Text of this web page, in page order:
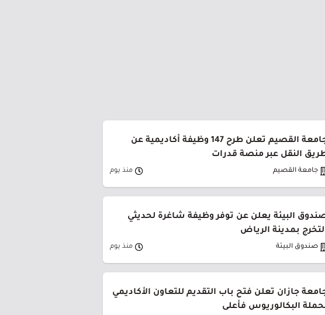
جامعة القصيم تعلن طرح 147 وظيفة أكاديمية عن
النقل عبر منصة قدرات
جامعة القصيم منذ يوم
البيئة يعلن عن توفر وظيفة شاغرة لحديثي
بمدينة الرياض
صندوق البيئة منذ يوم
جازان تعلن فتح باب التقديم للتعاون الأكاديمي
البكالوريوس فأعلى